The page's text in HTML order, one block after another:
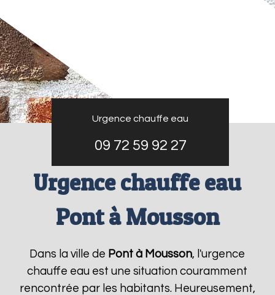
Urgence chauffe eau
09 72 59 92 27
Urgence chauffe eau
Pont à Mousson
Dans la ville de Pont à Mousson, l'urgence
chauffe eau est une situation couramment
rencontrée par les habitants. Heureusement,